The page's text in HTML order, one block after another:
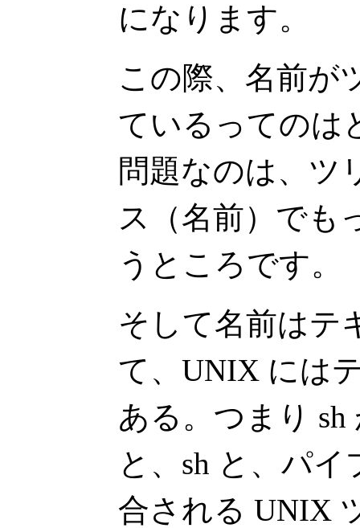
になります。
この際、名前が
ているってのは
問題なのは、ツ
ス（名前）でも
うところです。
そして名前はテ
て、UNIX には
ある。つまり
と、sh と、パ
合される UNIX